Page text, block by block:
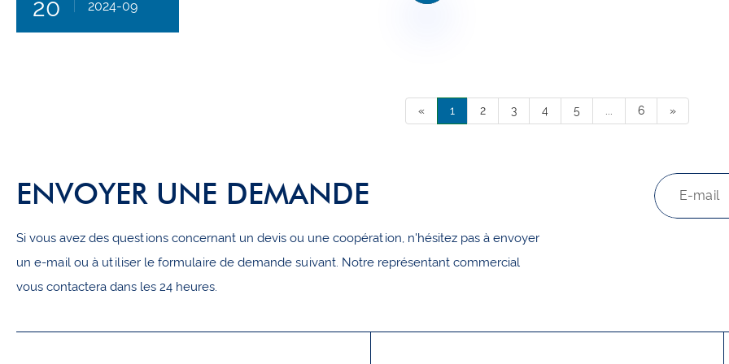
20 2024-09
« 1 2 3 4 5 6 »
ENVOYER UNE DEMANDE
Si vous avez des questions concernant un devis ou une coopération, n'hésitez pas à envoyer
un e-mail ou à utiliser le formulaire de demande suivant. Notre représentant commercial
vous contactera dans les 24 heures.